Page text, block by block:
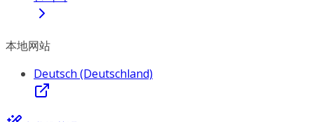
本地网站
Deutsch (Deutschland)